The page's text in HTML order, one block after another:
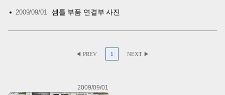
2009/09/01 셈틀 부품 연결부 사진
◀ PREV 1 NEXT ▶
2009/09/01